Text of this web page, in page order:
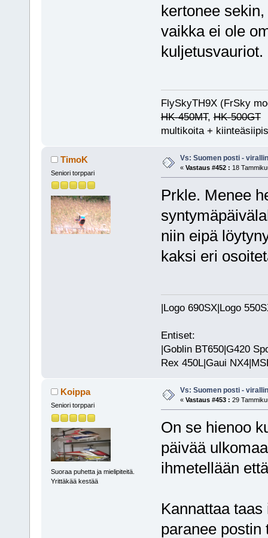
kertonee
vaikka ei ole
kuljetusvauriot.
FlySkyTH9X (FrSky
HK-450MT,HK-500GT
multikoita +
TimoK
Seniori torppari
Vs: Suomen posti -
« Vastaus #452 : 18
Prkle. Menee
niin eipä
kaksi eri
|Logo 690SX|Logo
Entiset:
|Goblin BT650|G420
Rex 450L|Gaui
Koippa
Seniori torppari
Suoraa puhetta ja mielipiteitä.
Yrittäkää kestää
Vs: Suomen posti -
« Vastaus #453 : 29
On se hienoo
päivää
ihmetellään
Kannattaa
paranee postin